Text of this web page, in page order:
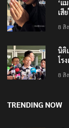
‘แ
เสี
8 สิ
นิติ
โร
8 สิ
TRENDING NOW